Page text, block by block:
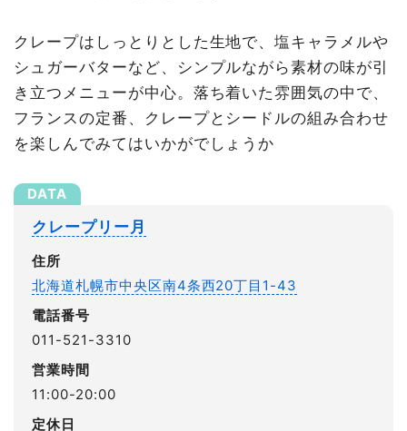
クレープはしっとりとした生地で、塩キャラメルや
シュガーバターなど、シンプルながら素材の味が引
き立つメニューが中心。落ち着いた雰囲気の中で、
フランスの定番、クレープとシードルの組み合わせ
を楽しんでみてはいかがでしょうか
クレープリー月
住所
北海道札幌市中央区南4条西20丁目1-43
電話番号
011-521-3310
営業時間
11:00-20:00
定休日